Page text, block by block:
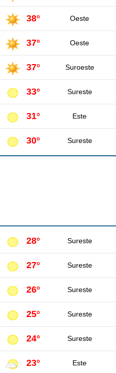
38° Oeste
37° Oeste
37° Suroeste
33° Sureste
31° Este
30° Sureste
28° Sureste
27° Sureste
26° Sureste
25° Sureste
24° Sureste
23° Este